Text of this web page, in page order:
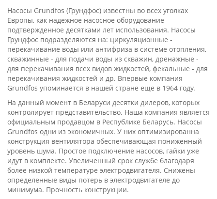
Насосы Grundfos (Грундфос) известны во всех уголках
Европы, как надежное насосное оборудование
подтвержденное десятками лет использования. Насосы
Грундфос подразделяются на: циркуляционные -
перекачивание воды или антифриза в системе отопления,
скважинные - для подачи воды из скважин, дренажные -
для перекачивания всех видов жидкостей, фекальные - для
перекачивания жидкостей и др. Впервые компания
Grundfos упоминается в нашей стране еще в 1964 году.
На данный момент в Беларуси десятки дилеров, которых
контролирует представительство. Наша компания является
официальным продавцом в Республике Беларусь. Насосы
Grundfos одни из экономичных. У них оптимизированна
конструкция вентилятора обеспечивающая пониженный
уровень шума. Простое подключение насосов, гайки уже
идут в комплекте. Увеличенный срок службе благодаря
более низкой температуре электродвигателя. Снижены
определенные виды потерь в электродвигателе до
минимума. Прочность конструкции.